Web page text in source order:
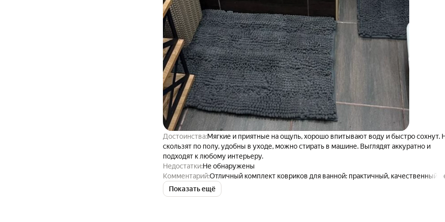
Достоинства:Мягкие и приятные на ощупь, хорошо впитывают воду и быстро сохнут.
скользят по полу, удобны в уходе, можно стирать в машине. Выглядят аккуратно и
подходят к любому интерьеру.
Недостатки:Не обнаружены
Комментарий:Отличный комплект ковриков для ванной: практичный, качественный и
стильный, полностью оправдывает ожидания.
Показать ещё